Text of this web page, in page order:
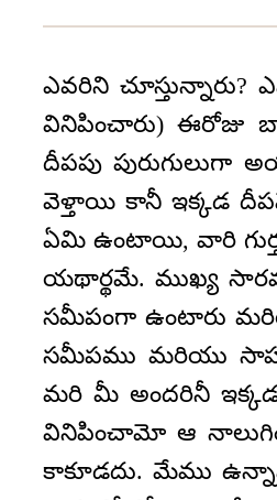
ఎవరిని చూస్తున్నారు?
వినిపించారు) ఈరోజు
దీపపు పురుగులుగా
వెళ్తాయి కానీ ఇక్కడ దీపమే
ఏమి ఉంటాయి, వారి
యథార్థమే. ముఖ్య
సమీపంగా ఉంటారు
సమీపము మరియు
మరి మీ అందరినీ
వినిపించామో ఆ
కాకూడదు. మేము